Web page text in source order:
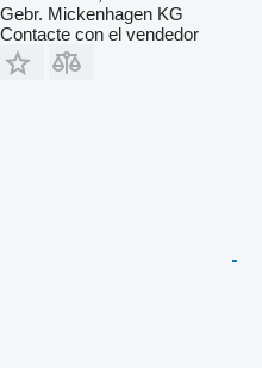
Gebr. Mickenhagen KG
Contacte con el vendedor